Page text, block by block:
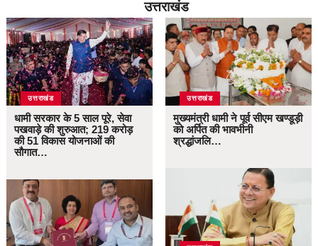
उत्तराखंड
उत्तराखंड
धामी सरकार के 5 साल पूरे, सेवा
पखवाड़े की शुरुआत; 219 करोड़
की 51 विकास योजनाओं की
सौगात…
उत्तराखंड
मुख्यमंत्री धामी ने पूर्व सीएम खण्डूड़ी
को अर्पित की भावभीनी
श्रद्धांजलि…